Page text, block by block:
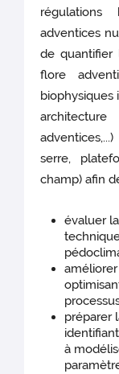
adventices
de quantifier
flore
biophysiques
serre,
champ) afin
évaluer
préparer
à